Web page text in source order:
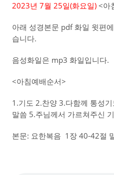
2023년 7월 25일(화요일) <아
아래 성경본문 pdf 화일 윗편
습니다.
음성화일은 mp3 화일입니다.
<아침예배순서>
1.기도 2.찬양 3.다함께 통성
말씀 5.주님께서 가르쳐주신
본문: 요한복음 1장 40-42절